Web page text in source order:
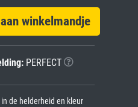
winkelmandje
PERFECT
de helderheid en kleur